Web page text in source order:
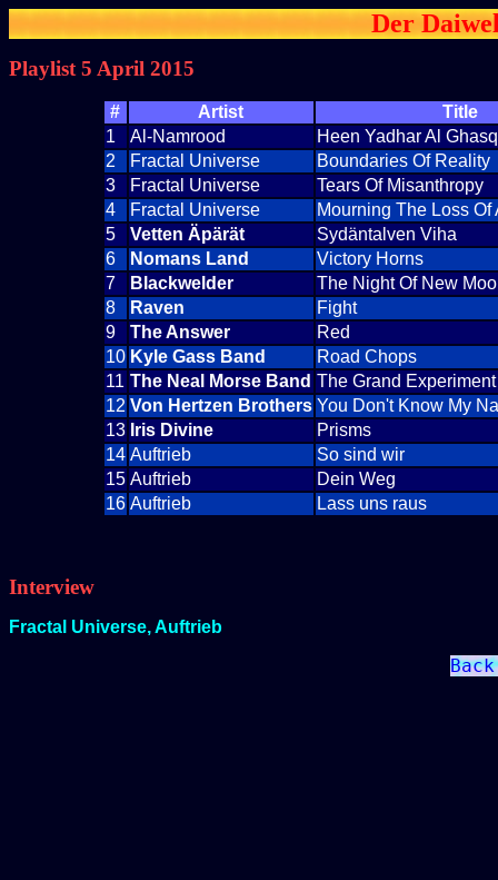
Der
Playlist 5 April 2015
# Artist
Title
1
Al-Namrood
Heen Yadhar Al Ghasq
2
Fractal Universe
Boundaries Of Reality
3
Fractal Universe
Tears Of Misanthropy
4
Fractal Universe
Mourning The Loss Of
5
Vetten Äpärät
Sydäntalven Viha
6
Nomans Land
Victory Horns
7
Blackwelder
The Night Of New
8
Raven
Fight
9
The Answer
Red
10 Kyle Gass Band
Road Chops
11 The Neal Morse Band The Grand Experiment
12 Von Hertzen Brothers You Don't Know My
13 Iris Divine
Prisms
14 Auftrieb
So sind wir
15 Auftrieb
Dein Weg
16 Auftrieb Lass uns raus
Interview
Fractal Universe, Auftrieb